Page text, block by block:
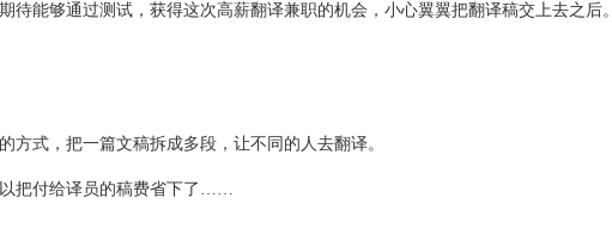
待能够通过测试，获得这次高薪翻译兼职的机会，小心翼翼把翻译稿交上去之后。
方式，把一篇文稿拆成多段，让不同的人去翻译。
把付给译员的稿费省下了……